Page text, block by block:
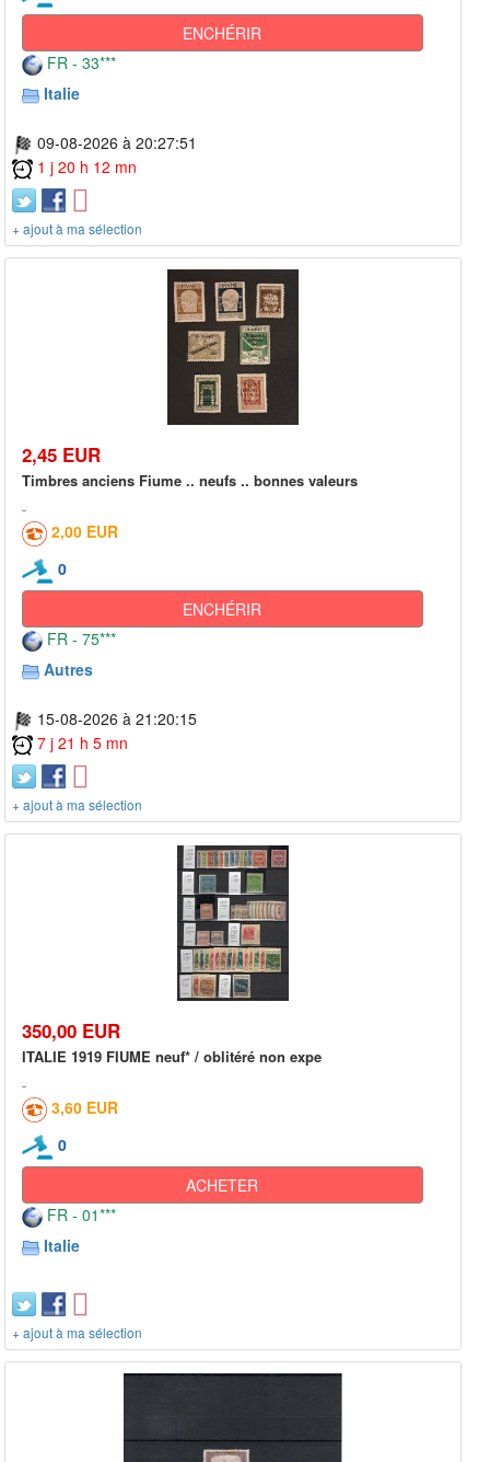
ENCHÉRIR
FR - 33***
Italie
09-08-2026 à 20:27:51
1 j 20 h 12 mn
+ ajout à ma sélection
2,45 EUR
Timbres anciens Fiume .. neufs .. bonnes valeurs
2,00 EUR
0
ENCHÉRIR
FR - 75***
Autres
15-08-2026 à 21:20:15
7 j 21 h 5 mn
+ ajout à ma sélection
350,00 EUR
ITALIE 1919 FIUME neuf* / oblitéré non expe
3,60 EUR
0
ACHETER
FR - 01***
Italie
+ ajout à ma sélection